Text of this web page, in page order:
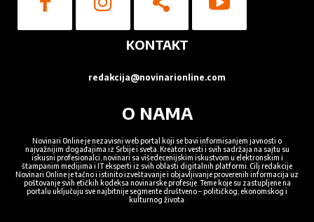
KONTAKT
redakcija@novinarionline.com
O NAMA
Novinari Online je nezavisni web portal koji se bavi informisanjem javnosti o
najvažnijim događajima iz Srbije i sveta. Kreatori vesti i svih sadržaja na sajtu su
iskusni profesionalci, novinari sa višedecenijskim iskustvom u elektronskim i
štampanim medijima i IT eksperti iz svih oblasti digitalnih platformi. Cilj redakcije
Novinari Online je tačno i istinito izveštavanje i objavljivanje proverenih informacija uz
poštovanje svih etičkih kodeksa novinarske profesije. Teme koje su zastupljene na
portalu uključuju sve najbitnije segmente društveno – političkog, ekonomskog i
kulturnog života.